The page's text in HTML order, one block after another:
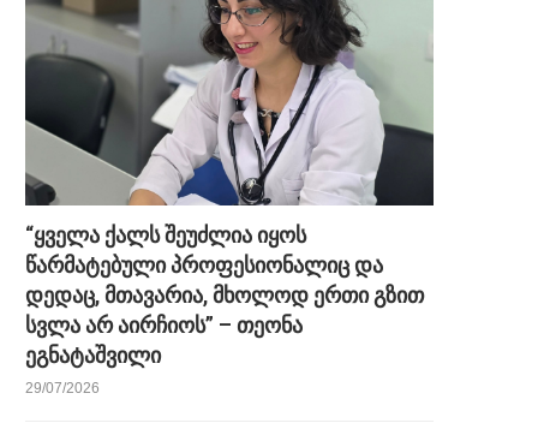
“ყველა ქალს შეუძლია იყოს
წარმატებული პროფესიონალიც და
დედაც, მთავარია, მხოლოდ ერთი გზით
სვლა არ აირჩიოს” – თეონა
ეგნატაშვილი
29/07/2026